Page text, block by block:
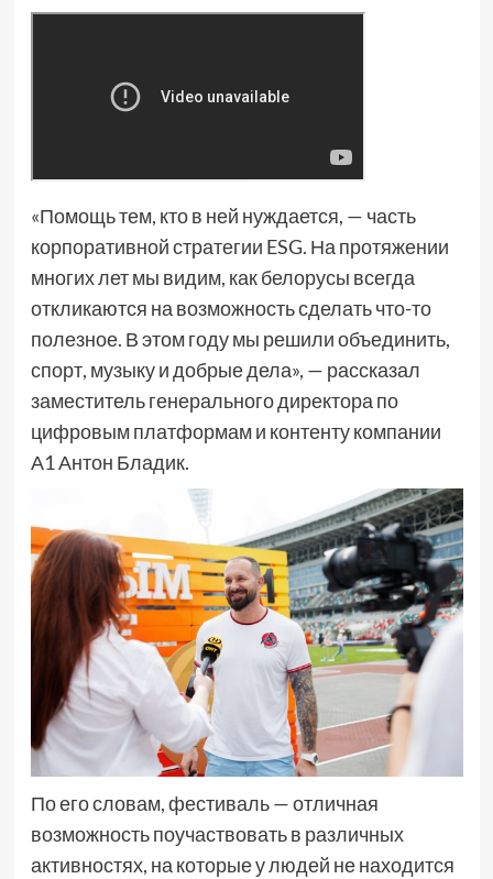
«Помощь тем, кто в ней нуждается, — часть
корпоративной стратегии ESG. На протяжении
многих лет мы видим, как белорусы всегда
откликаются на возможность сделать что-то
полезное. В этом году мы решили объединить,
спорт, музыку и добрые дела», — рассказал
заместитель генерального директора по
цифровым платформам и контенту компании
А1 Антон Бладик.
По его словам, фестиваль — отличная
возможность поучаствовать в различных
активностях, на которые у людей не находится